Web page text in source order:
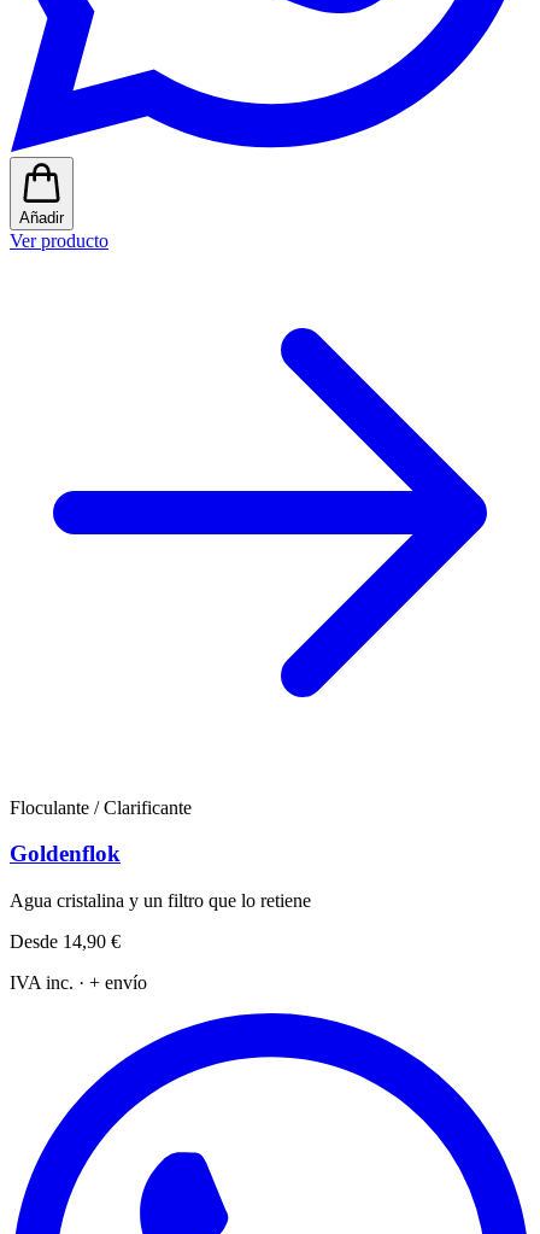
Añadir
Ver producto
Floculante / Clarificante
Goldenflok
Agua cristalina y un filtro que lo retiene
Desde 14,90 €
IVA inc. · + envío